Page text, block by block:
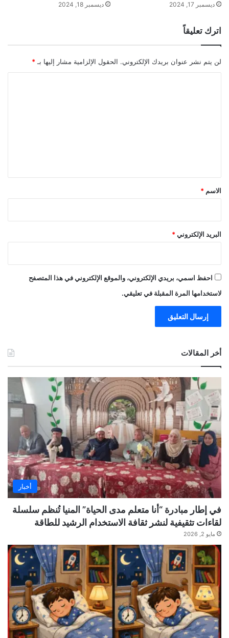
ديسمبر 17, 2024 ديسمبر 18, 2024
اترك تعليقاً
لن يتم نشر عنوان بريدك الإلكتروني. الحقول الإلزامية مشار إليها بـ *
*
الاسم *
البريد الإلكتروني *
احفظ اسمي، بريدي الإلكتروني، والموقع الإلكتروني في هذا المتصفح
لاستخدامها المرة المقبلة في تعليقي.
أخر المقالات
أخبار
في إطار مبادرة “أنا متعلم مدى الحياة” المنيا تُنظم سلسلة
لقاءات تثقيفية لنشر ثقافة الاستخدام الرشيد للطاقة
مايو 2, 2026